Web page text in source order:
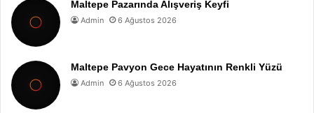
Maltepe Pazarında Alışveriş Keyfi
Admin 6 Ağustos 2026
Maltepe Pavyon Gece Hayatının Renkli Yüzü
Admin 6 Ağustos 2026